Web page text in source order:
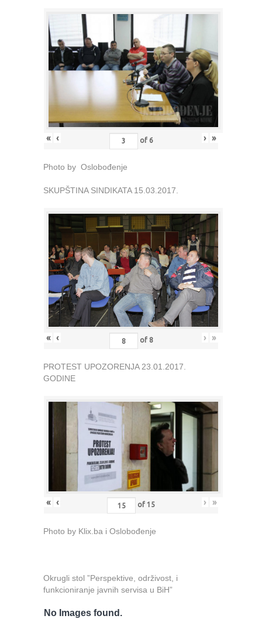
« ‹ of 6 › »
Photo by Oslobođenje
SKUPŠTINA SINDIKATA 15.03.2017.
« ‹ of 8 › »
PROTEST UPOZORENJA 23.01.2017.
GODINE
« ‹ of 15 › »
Photo by Klix.ba i Oslobođenje
Okrugli stol ”Perspektive, održivost, i
funkcioniranje javnih servisa u BiH”
No Images found.